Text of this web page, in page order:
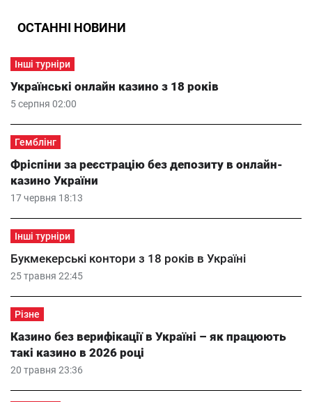
ОСТАННІ НОВИНИ
Інші турніри
5 серпня 02:00
Українські онлайн казино з 18 років
Гемблінг
17 червня 18:13
Фріспіни за реєстрацію без депозиту в онлайн-
казино України
Інші турніри
25 травня 22:45
Букмекерські контори з 18 років в Україні
Різне
20 травня 23:36
Казино без верифікації в Україні – як працюють
такі казино в 2026 році